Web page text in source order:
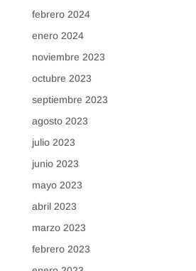
febrero 2024
enero 2024
noviembre 2023
octubre 2023
septiembre 2023
agosto 2023
julio 2023
junio 2023
mayo 2023
abril 2023
marzo 2023
febrero 2023